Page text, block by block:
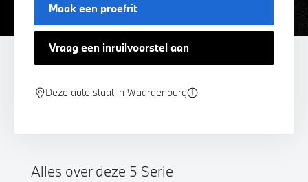
Maak een proefrit
Vraag een inruilvoorstel aan
Deze auto staat in Waardenburg
Alles over deze 5 Serie